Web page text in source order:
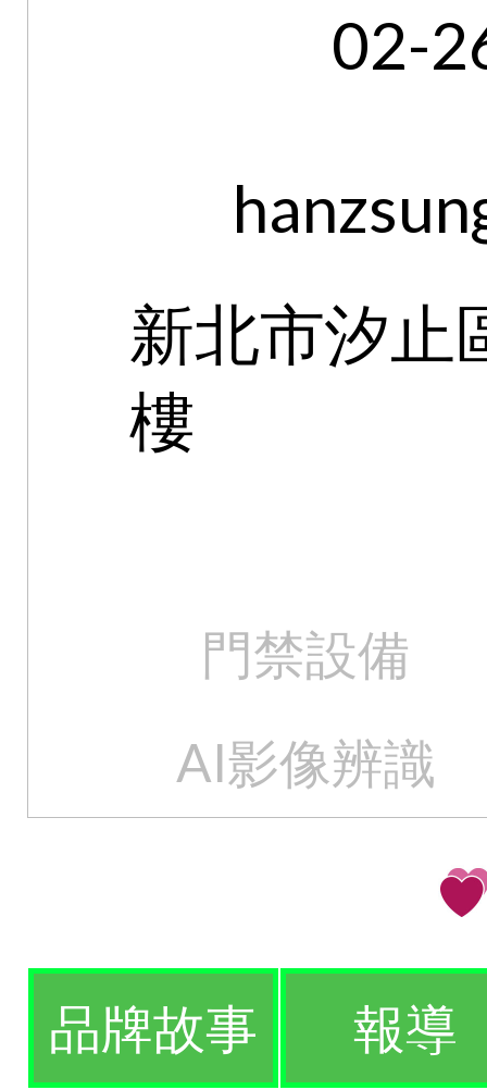
02-
新北市汐止
樓
門禁設備
AI影像辨識
品牌故事 報導